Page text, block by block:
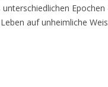
auf unheimliche